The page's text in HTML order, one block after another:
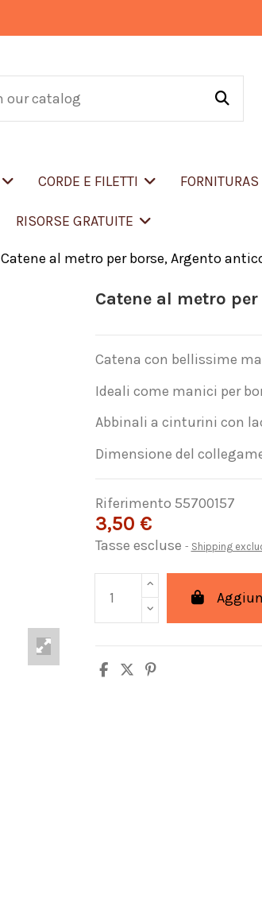
CORDE E FILETTI FORNITURAS
RISORSE GRATUITE
Catene al metro per borse, Argento
Catene al metro
Catena con bellissime
Ideali come manici per
Abbinali a cinturini con
Dimensione del
Riferimento 55700157
3,50 €
Tasse escluse Shipping